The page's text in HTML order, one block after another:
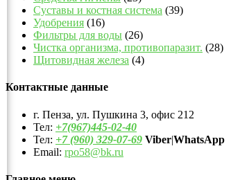
Суставы и костная система (39)
Удобрения (16)
Фильтры для воды (26)
Чистка организма, противопаразит. (28)
Щитовидная железа (4)
Контактные данные
г. Пенза, ул. Пушкина 3, офис 212
Тел: +7(967)445-02-40
Тел: +7 (960) 329-07-69 Viber|WhatsApp
Email: rpo58@bk.ru